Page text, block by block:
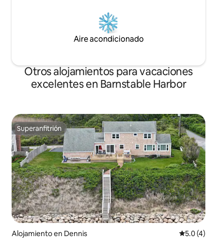
Aire acondicionado
Otros alojamientos para vacaciones
excelentes en Barnstable Harbor
Superanfitrión
Superanfitrión
Alojamiento en Dennis
5.0 (4)